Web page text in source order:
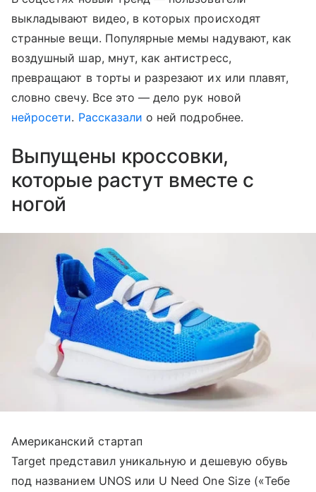
выкладывают видео, в которых происходят
странные вещи. Популярные мемы надувают, как
воздушный шар, мнут, как антистресс,
превращают в торты и разрезают их или плавят,
словно свечу. Все это — дело рук новой
нейросети. Рассказалио ней подробнее.
Выпущены кроссовки,
которые растут вместе с
ногой
Американский стартап
Target представил уникальную и дешевую обувь
под названием UNOS или U Need One Size («Тебе